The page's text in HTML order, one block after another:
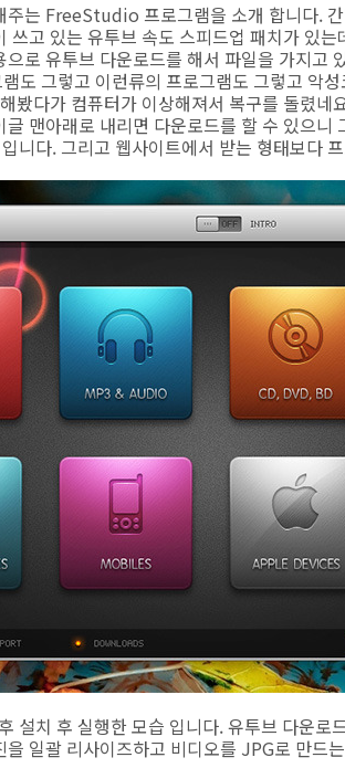
주는 FreeStudio 프로그램을 소개 합니다.
쓰고 있는 유투브 속도 스피드업 패치가 있
로 유투브 다운로드를 해서 파일을 가지고
도 그렇고 이런류의 프로그램도 그렇고 악
봤다가 컴퓨터가 이상해져서 복구를 돌렸네
맨아래로 내리면 다운로드를 할 수 있으니
니다. 그리고 웹사이트에서 받는 형태보다
설치 후 실행한 모습 입니다. 유투브 다운로
일괄 리사이즈하고 비디오를 JPG로 만드